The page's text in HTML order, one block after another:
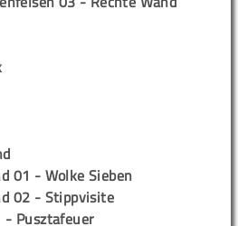
01 - Wolke Sieben
02 - Stippvisite
- Pusztafeuer